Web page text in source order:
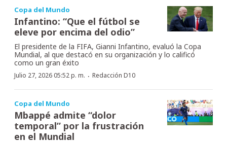
Copa del Mundo
Infantino: “Que el fútbol se
eleve por encima del odio”
El presidente de la FIFA, Gianni Infantino, evaluó la Copa
Mundial, al que destacó en su organización y lo calificó
como un gran éxito
Julio 27, 2026 05:52 p. m. · Redacción D10
Copa del Mundo
Mbappé admite “dolor
temporal” por la frustración
en el Mundial